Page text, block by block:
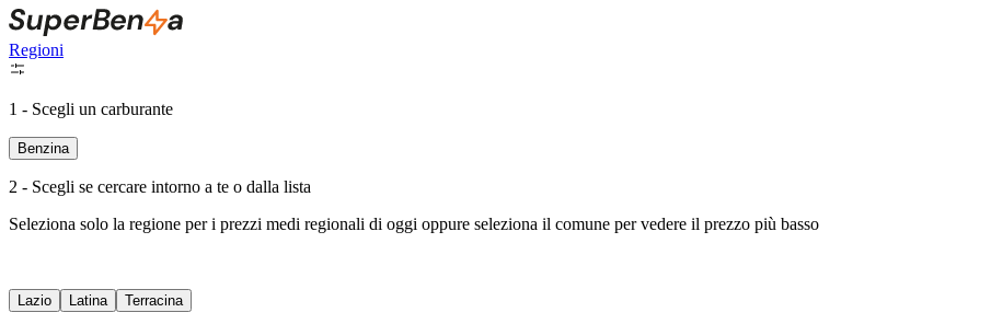
Regioni
1 - Scegli un carburante
Benzina
2 - Scegli se cercare intorno a te o dalla lista
Seleziona solo la regione per i prezzi medi regionali di oggi oppure seleziona il comune per vedere il prezzo più basso
Lazio Latina Terracina